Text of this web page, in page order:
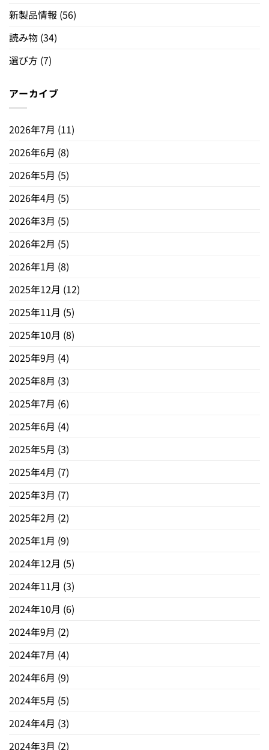
新製品情報 (56)
読み物 (34)
選び方 (7)
アーカイブ
2026年7月 (11)
2026年6月 (8)
2026年5月 (5)
2026年4月 (5)
2026年3月 (5)
2026年2月 (5)
2026年1月 (8)
2025年12月 (12)
2025年11月 (5)
2025年10月 (8)
2025年9月 (4)
2025年8月 (3)
2025年7月 (6)
2025年6月 (4)
2025年5月 (3)
2025年4月 (7)
2025年3月 (7)
2025年2月 (2)
2025年1月 (9)
2024年12月 (5)
2024年11月 (3)
2024年10月 (6)
2024年9月 (2)
2024年7月 (4)
2024年6月 (9)
2024年5月 (5)
2024年4月 (3)
2024年3月 (2)